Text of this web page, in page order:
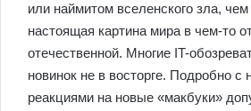
или наймитом вселенского зла,
настоящая картина мира в чем-то
отечественной. Многие IT-
новинок не в восторге. Подробно с
реакциями на новые «макбуки»